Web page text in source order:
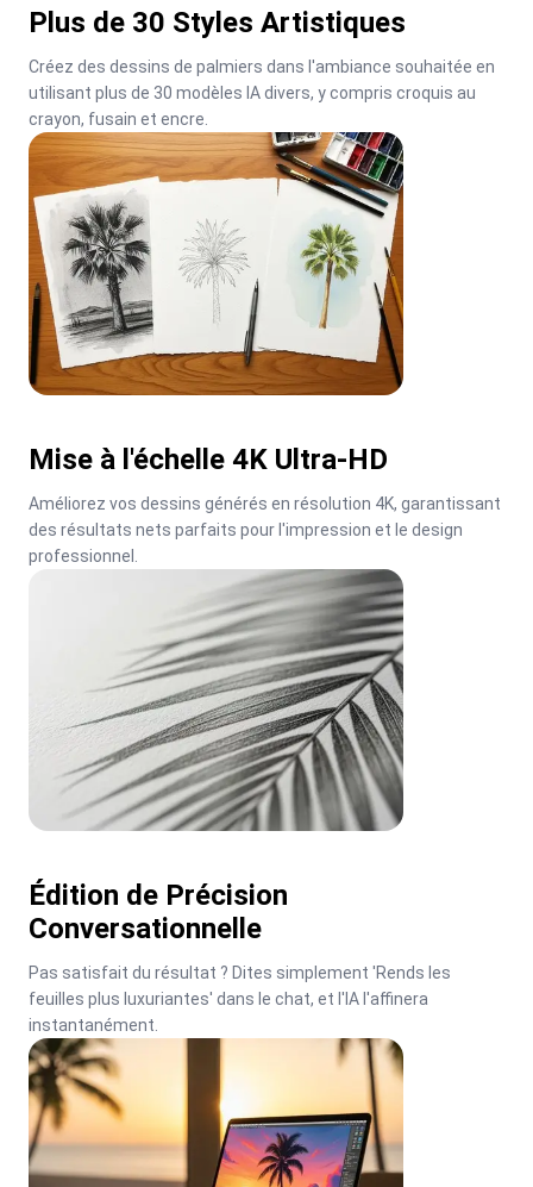
Plus de 30 Styles Artistiques
Créez des dessins de palmiers dans l'ambiance souhaitée en
utilisant plus de 30 modèles IA divers, y compris croquis au
crayon, fusain et encre.
Mise à l'échelle 4K Ultra-HD
Améliorez vos dessins générés en résolution 4K, garantissant
des résultats nets parfaits pour l'impression et le design
professionnel.
Édition de Précision
Conversationnelle
Pas satisfait du résultat ? Dites simplement 'Rends les
feuilles plus luxuriantes' dans le chat, et l'IA l'affinera
instantanément.